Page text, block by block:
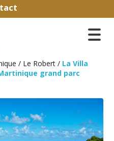
/ Le Robert / La Villa
grand parc